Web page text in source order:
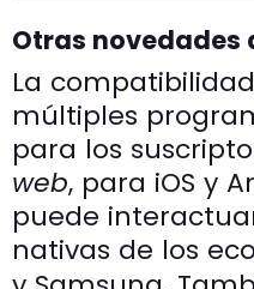
Otras novedades
La
múltiples
para los
web, para iOS y
puede
nativas de los